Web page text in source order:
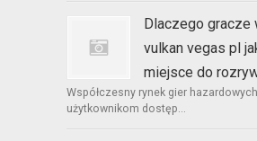
Dlaczego gracze
vulkan vegas pl
miejsce do
Współczesny rynek gier
użytkownikom dostęp...